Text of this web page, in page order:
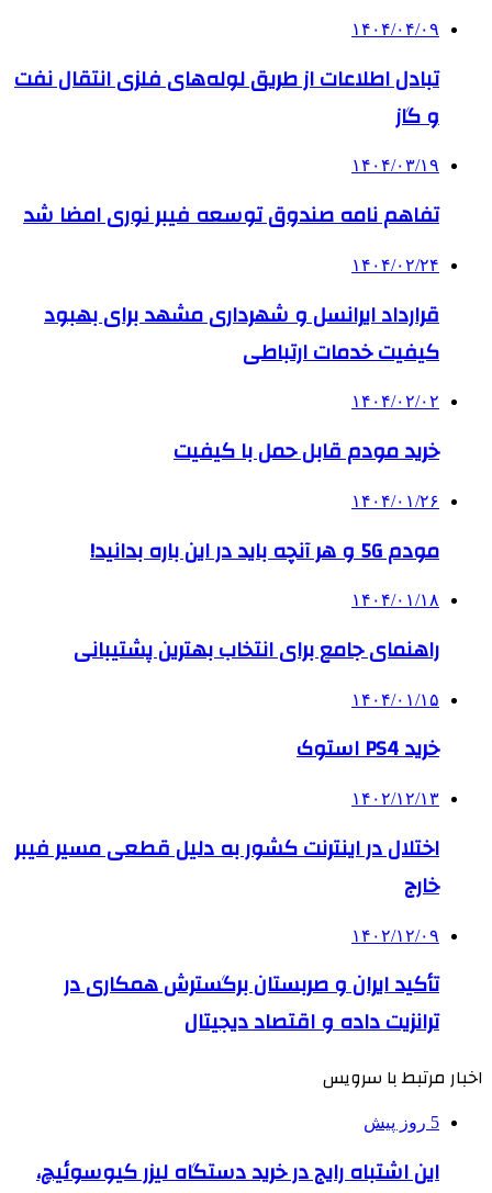
۱۴۰۴/۰۴/۰۹
تبادل اطلاعات از طریق لوله‌های فلزی انتقال نفت
و گاز
۱۴۰۴/۰۳/۱۹
تفاهم نامه صندوق توسعه فیبر نوری امضا شد
۱۴۰۴/۰۲/۲۴
قرارداد ایرانسل و شهرداری مشهد برای بهبود
کیفیت خدمات ارتباطی
۱۴۰۴/۰۲/۰۲
خرید مودم قابل حمل با کیفیت
۱۴۰۴/۰۱/۲۶
مودم 5G و هر آنچه باید در این باره بدانید!
۱۴۰۴/۰۱/۱۸
راهنمای جامع برای انتخاب بهترین پشتیبانی
۱۴۰۴/۰۱/۱۵
خرید PS4 استوک
۱۴۰۲/۱۲/۱۳
اختلال در اینترنت کشور به دلیل قطعی مسیر فیبر
خارج
۱۴۰۲/۱۲/۰۹
تأکید ایران و صربستان برگسترش همکاری‌ در
ترانزیت داده و اقتصاد دیجیتال
اخبار مرتبط با سرویس
5 روز پیش
این اشتباه رایج در خرید دستگاه لیزر کیوسوئیچ،